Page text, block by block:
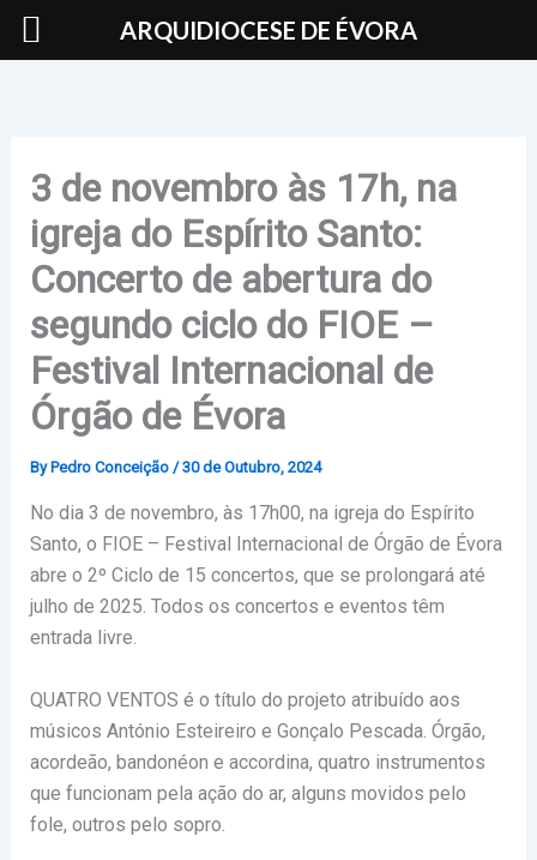
Skip
3 de novembro às 17h, na
igreja do Espírito Santo:
Concerto de abertura do
segundo ciclo do FIOE –
Festival Internacional de
Órgão de Évora
By Pedro Conceição /30 de Outubro, 2024
No dia 3 de novembro, às 17h00, na igreja do Espírito
Santo, o FIOE – Festival Internacional de Órgão de Évora
abre o 2º Ciclo de 15 concertos, que se prolongará até
julho de 2025. Todos os concertos e eventos têm
entrada livre.
QUATRO VENTOS é o título do projeto atribuído aos
músicos António Esteireiro e Gonçalo Pescada. Órgão,
acordeão, bandonéon e accordina, quatro instrumentos
que funcionam pela ação do ar, alguns movidos pelo
fole, outros pelo sopro.
ARQUIDIOCESE DE ÉVORA